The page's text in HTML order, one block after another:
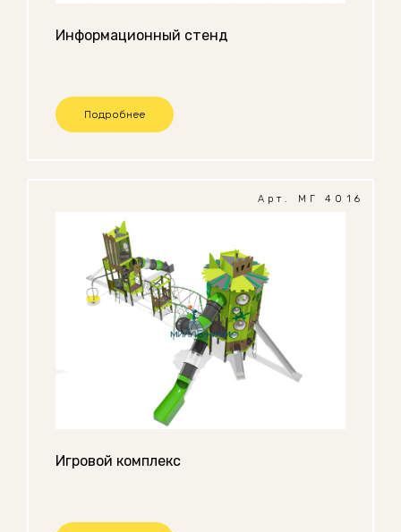
Информационный стенд
Подробнее
Арт. МГ 4016
Игровой комплекс